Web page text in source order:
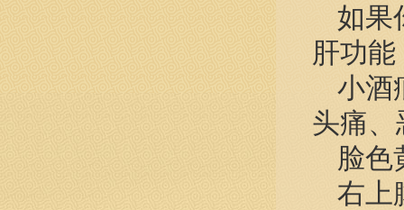
如果
肝功
小酒
头痛
脸色
右上